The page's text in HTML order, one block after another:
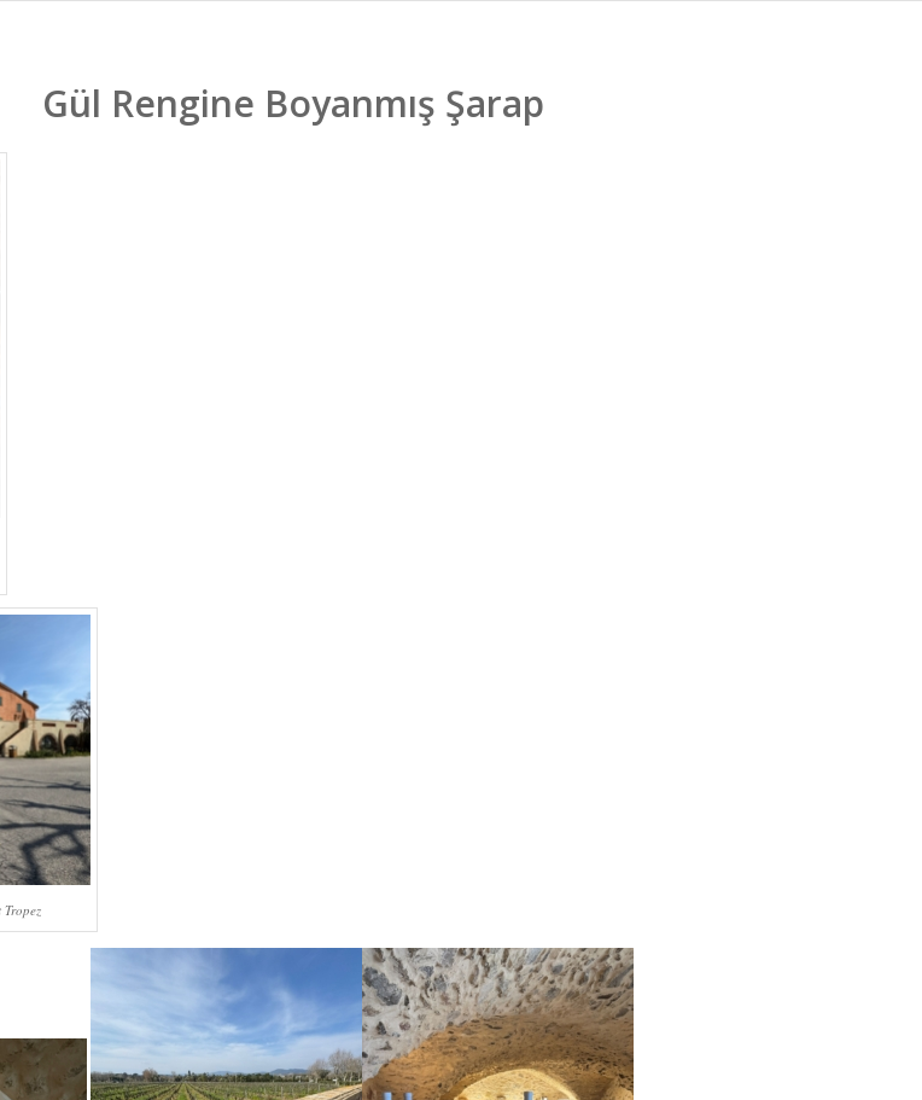
Gül Rengine Boyanmış Şarap